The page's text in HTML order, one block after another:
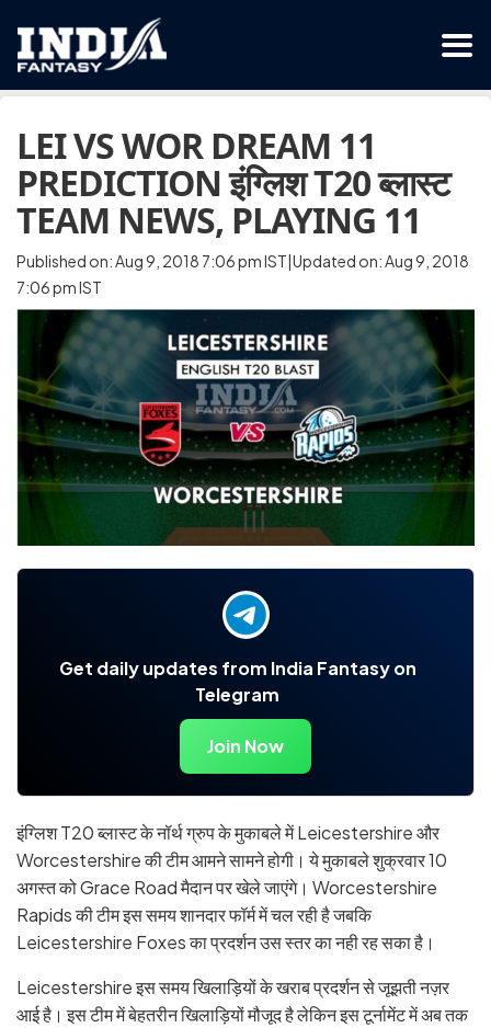
LEI VS WOR DREAM 11
PREDICTION इंग्लिश T20 ब्लास्ट
TEAM NEWS, PLAYING 11
Published on: Aug 9, 2018 7:06 pm IST|Updated on: Aug 9, 2018
7:06 pm IST
Get daily updates from India Fantasy on
Telegram
Join Now
इंग्लिश T20 ब्लास्ट के नॉर्थ ग्रुप के मुकाबले में Leicestershire और
Worcestershire की टीम आमने सामने होगी। ये मुकाबले शुक्रवार 10
अगस्त को Grace Road मैदान पर खेले जाएंगे। Worcestershire
Rapids की टीम इस समय शानदार फॉर्म में चल रही है जबकि
Leicestershire Foxes का प्रदर्शन उस स्तर का नही रह सका है।
Leicestershire इस समय खिलाड़ियों के खराब प्रदर्शन से जूझती नज़र
आई है। इस टीम में बेहतरीन खिलाड़ियों मौजूद है लेकिन इस टूर्नामेंट में अब तक